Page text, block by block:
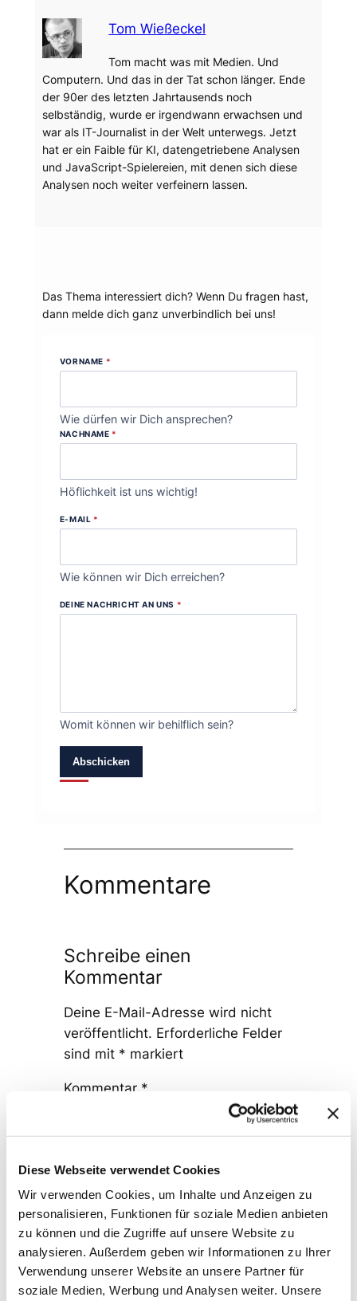
Diese Webseite verwendet Cookies
Wir verwenden Cookies, um Inhalte und Anzeigen zu
personalisieren, Funktionen für soziale Medien anbieten
zu können und die Zugriffe auf unsere Website zu
analysieren. Außerdem geben wir Informationen zu Ihrer
Verwendung unserer Website an unsere Partner für
soziale Medien, Werbung und Analysen weiter. Unsere
Tom Wießeckel
Tom macht was mit Medien. Und
Computern. Und das in der Tat schon länger. Ende
der 90er des letzten Jahrtausends noch
selbständig, wurde er irgendwann erwachsen und
war als IT-Journalist in der Welt unterwegs. Jetzt
hat er ein Faible für KI, datengetriebene Analysen
und JavaScript-Spielereien, mit denen sich diese
Analysen noch weiter verfeinern lassen.
Das Thema interessiert dich? Wenn Du fragen hast,
dann melde dich ganz unverbindlich bei uns!
VORNAME *
Wie dürfen wir Dich ansprechen?
NACHNAME *
Höflichkeit ist uns wichtig!
E-MAIL *
Wie können wir Dich erreichen?
DEINE NACHRICHT AN UNS *
Womit können wir behilflich sein?
Abschicken
Kommentare
Schreibe einen
Kommentar
Deine E-Mail-Adresse wird nicht
veröffentlicht. Erforderliche Felder
sind mit * markiert
Kommentar *
Name*
E-Mail-Adresse*